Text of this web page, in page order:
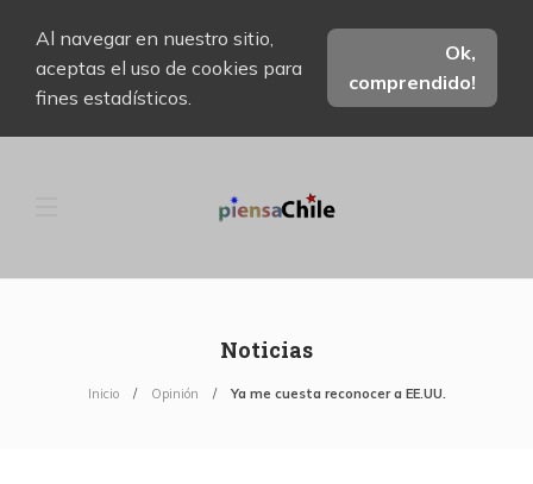
Al navegar en nuestro sitio,
aceptas el uso de cookies para
fines estadísticos.
Ok,
comprendido!
Noticias
Inicio Opinión Ya me cuesta reconocer a EE.UU.